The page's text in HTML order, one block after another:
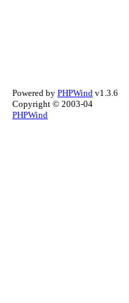
Powered by PHPWind v1.3.6
Copyright © 2003-04
PHPWind